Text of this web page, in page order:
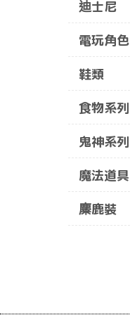
迪士尼
電玩角色
鞋類
食物系列
鬼神系列
魔法道具
麋鹿裝